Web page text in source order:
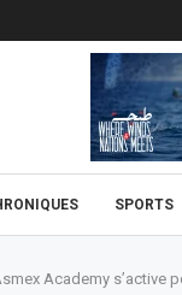
SPORTS
Academy